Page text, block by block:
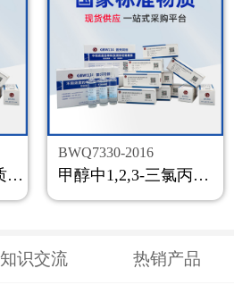
饼干中总膳食纤维质控样品
BWQ7330-2016
甲醇中1,2,3-三氯丙烷溶液标准物质
知识交流 热销产品